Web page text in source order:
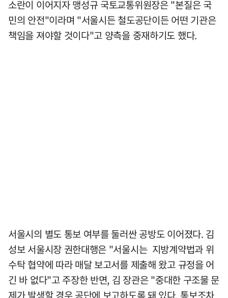
소란이 이어지자 맹성규 국토교통위원장은 "본질은 국
민의 안전"이라며 "서울시든 철도공단이든 어떤 기관은
책임을 져야할 것이다"고 양측을 중재하기도 했다.
서울시의 별도 통보 여부를 둘러싼 공방도 이어졌다. 김
성보 서울시장 권한대행은 "서울시는 지방계약법과 위
수탁 협약에 따라 매달 보고서를 제출해 왔고 규정을 어
긴 바 없다"고 주장한 반면, 김 장관은 "중대한 구조물 문
제가 발생할 경우 공단에 보고하도록 돼 있다. 통보조차